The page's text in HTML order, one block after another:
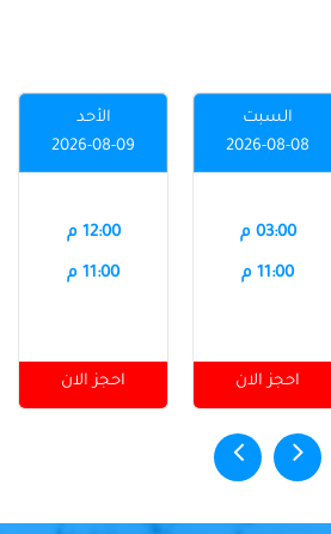
السبت
2026-08-08
03:00 م
11:00 م
احجز الان
الأحد
2026-08-09
12:00 م
11:00 م
احجز الان